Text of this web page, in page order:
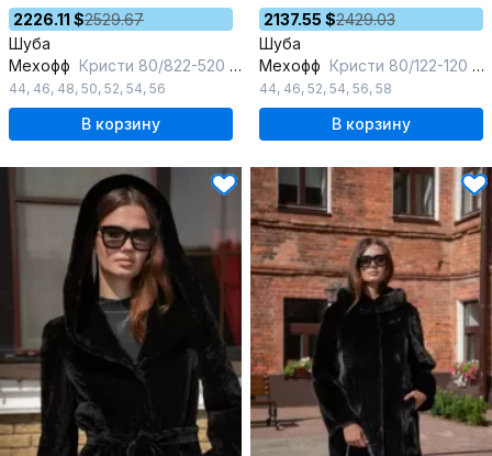
2226.11 $2529.67
Шуба
Мехофф Кристи 80/822-520 темный_кот
44, 46, 48, 50, 52, 54, 56
В корзину
2137.55 $2429.03
Шуба
Мехофф Кристи 80/122-120 черный
44, 46, 52, 54, 56, 58
В корзину